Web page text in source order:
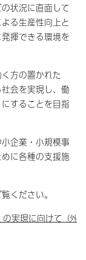
状況に直面して
る生産性向上と
揮できる環境を
方の置かれた
会を実現し、働
することを目指
企業・小規模事
に各種の支援施
ください。
実現に向けて （外